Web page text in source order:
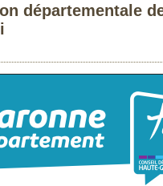
départementale